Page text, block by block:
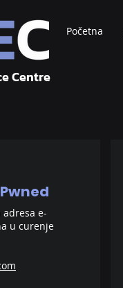
Centre
Početna
adresa e-
u curenje